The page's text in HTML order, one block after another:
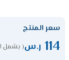
سعر المنتج
114 ر.س( يشمل